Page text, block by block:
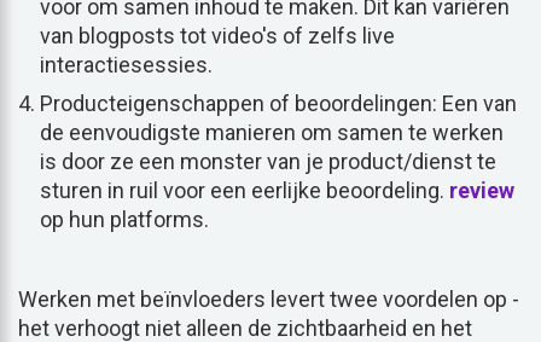
voor om samen inhoud te maken. Dit kan variëren
van blogposts tot video's of zelfs live
interactiesessies.
Producteigenschappen of beoordelingen: Een van
de eenvoudigste manieren om samen te werken
is door ze een monster van je product/dienst te
sturen in ruil voor een eerlijke beoordeling. review
op hun platforms.
Werken met beïnvloeders levert twee voordelen op -
het verhoogt niet alleen de zichtbaarheid en het